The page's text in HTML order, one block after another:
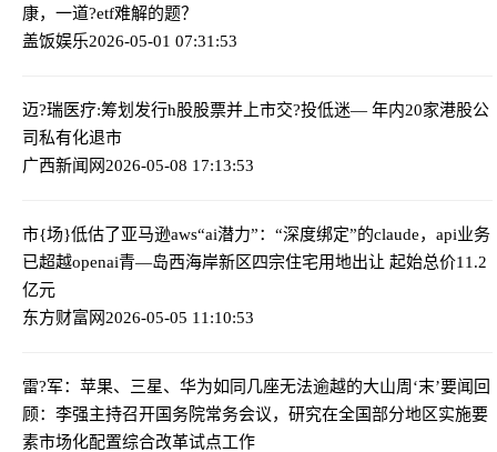
康，一道?etf难解的题？
盖饭娱乐2026-05-01 07:31:53
迈?瑞医疗:筹划发行h股股票并上市交?投低迷— 年内20家港股公
司私有化退市
广西新闻网2026-05-08 17:13:53
市{场}低估了亚马逊aws“ai潜力”：“深度绑定”的claude，api业务
已超越openai青—岛西海岸新区四宗住宅用地出让 起始总价11.2
亿元
东方财富网2026-05-05 11:10:53
雷?军：苹果、三星、华为如同几座无法逾越的大山周‘末’要闻回
顾：李强主持召开国务院常务会议，研究在全国部分地区实施要
素市场化配置综合改革试点工作